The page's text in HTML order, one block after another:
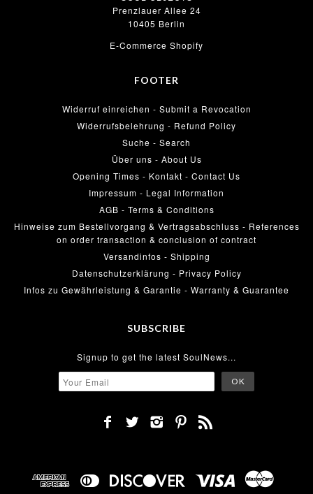
Prenzlauer Allee 24
10405 Berlin
E-Commerce Shopify
FOOTER
Widerruf einreichen - Submit a Revocation
Widerrufsbelehrung - Refund Policy
Suche - Search
Über uns - About Us
Opening Times - Kontakt - Contact Us
Impressum - Legal Information
AGB - Terms & Conditions
Hinweise zum Bestellvorgang & Vertragsabschluss - References
on order transaction & conclusion of contract
Versandinfos - Shipping
Datenschutzerklärung - Privacy Policy
Infos zu Gewährleistung & Garantie - Warranty & Guarantee
SUBSCRIBE
Signup to get the latest SoulNews...